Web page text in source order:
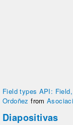
Field types API:
Ordoñez from
Diapositivas